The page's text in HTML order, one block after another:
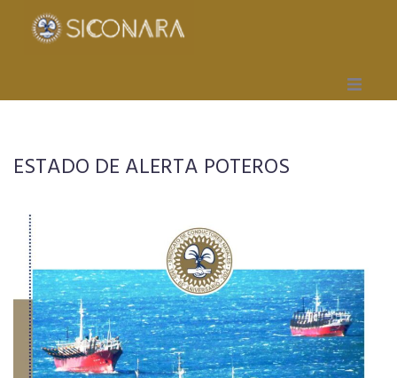
Gremial
Capacitación
Seccionales
ESTADO DE ALERTA POTEROS